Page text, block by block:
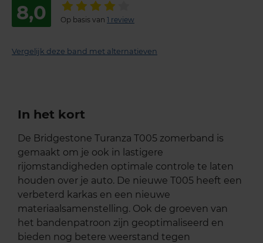
8,0 Op basis van 1 review
Vergelijk deze band met alternatieven
In het kort
De Bridgestone Turanza T005 zomerband is
gemaakt om je ook in lastigere
rijomstandigheden optimale controle te laten
houden over je auto. De nieuwe T005 heeft een
verbeterd karkas en een nieuwe
materiaalsamenstelling. Ook de groeven van
het bandenpatroon zijn geoptimaliseerd en
bieden nog betere weerstand tegen